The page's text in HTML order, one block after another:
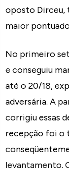
oposto Dirceu,
maior
No primeiro
e conseguiu
até o 20/18,
adversária. A
corrigiu essas
recepção foi o
levantamento.